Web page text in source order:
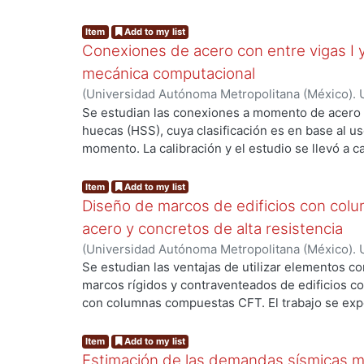
Item Add to my list
Conexiones de acero con entre vigas I
mecánica computacional
(Universidad Autónoma Metropolitana (México).
de Servicios de Información., 2020-11)Tenorio
Se estudian las conexiones a momento de
huecas (HSS), cuya clasificación es en base al
momento. La calibración y el estudio se llevó a
primera sección se calibraron dos pruebas
realizaron seis modelos diferentes. En estos
capacidades del modelo constitutivo para los
estudio, se establecieron las capacidades del
para los posteriores modelos que se
el modelo constitutivo para representar al
estudiaron modelos básicos para la calibración
constitutivo. Se utilizó nuevamente como
modelos. A dos de estos se les rellenó la
Item Add to my list
Diseño de marcos de edificios con
acero y concretos de alta resistencia
(Universidad Autónoma Metropolitana (México).
de Servicios de Información.,2020 )Altamirano
Se estudian las ventajas de utilizar elementos
marcos rígidos y contraventeados de edificios
con columnas compuestas CFT. El trabajo se
desarrollo de aceros de alta resistencia. En el
Antecedentes del tema. Se hace una
Item Add to my list